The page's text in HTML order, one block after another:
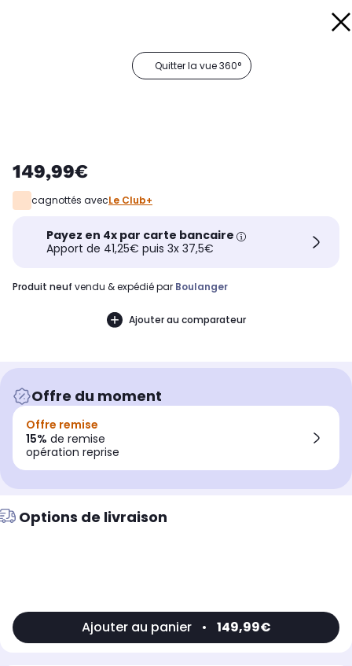
Quitter la vue 360°
149,99€
cagnottés avecLe Club+
Payez en 4x par carte bancaire
Apport de 41,25€ puis 3x 37,5€
produit neuf vendu & expédié par Boulanger
Ajouter au comparateur
Offre du moment
Offre remise
15% de remise
opération reprise
Options de livraison
Ajouter au panier • 149,99€